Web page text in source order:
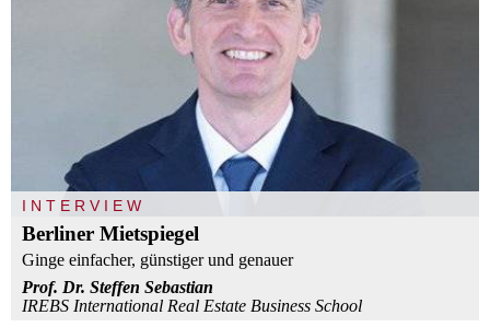
INTERVIEW
Berliner Mietspiegel
Ginge einfacher, günstiger und genauer
Prof. Dr. Steffen Sebastian
IREBS International Real Estate Business School